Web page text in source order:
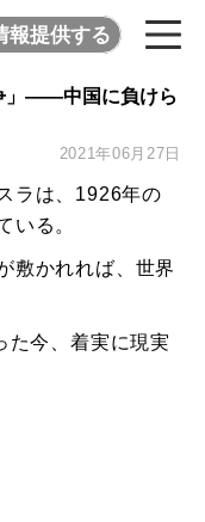
報提供する
」――中国に負けら
2021年06月27日
ラは、1926年の
いる。
敷かれれば、世界
今、着実に現実